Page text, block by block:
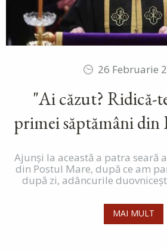
26 Februarie
"Ai căzut? Ridică-
primei săptămâni din
Ajunși la această a patra seară
din Postul Mare, după ce am
după zi, adâncurile
MAI MULT